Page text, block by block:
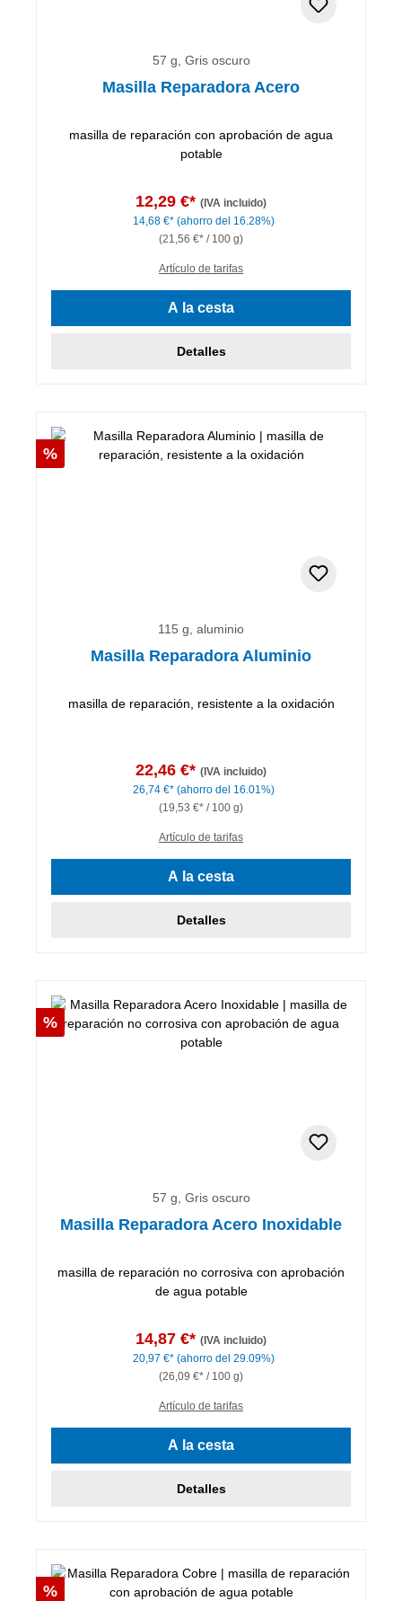
57 g, Gris oscuro
Masilla Reparadora Acero
masilla de reparación con aprobación de agua
potable
12,29 €* (IVA incluido)
14,68 €* (ahorro del 16.28%)
(21,56 €* / 100 g)
Artículo de tarifas
A la cesta
Detalles
Descuento
%
115 g, aluminio
Masilla Reparadora Aluminio
masilla de reparación, resistente a la oxidación
22,46 €* (IVA incluido)
26,74 €* (ahorro del 16.01%)
(19,53 €* / 100 g)
Artículo de tarifas
A la cesta
Detalles
Descuento
%
57 g, Gris oscuro
Masilla Reparadora Acero Inoxidable
masilla de reparación no corrosiva con aprobación
de agua potable
14,87 €* (IVA incluido)
20,97 €* (ahorro del 29.09%)
(26,09 €* / 100 g)
Artículo de tarifas
A la cesta
Detalles
Descuento
%